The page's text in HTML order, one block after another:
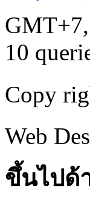
10
Copy
Web
ขึ้นไปด้